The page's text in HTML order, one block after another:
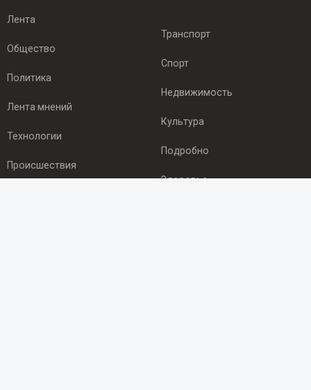
Лента
Общество
Политика
Лента мнений
Технологии
Происшествия
Транспорт
Спорт
Недвижимость
Культура
Подробно
Здоровье